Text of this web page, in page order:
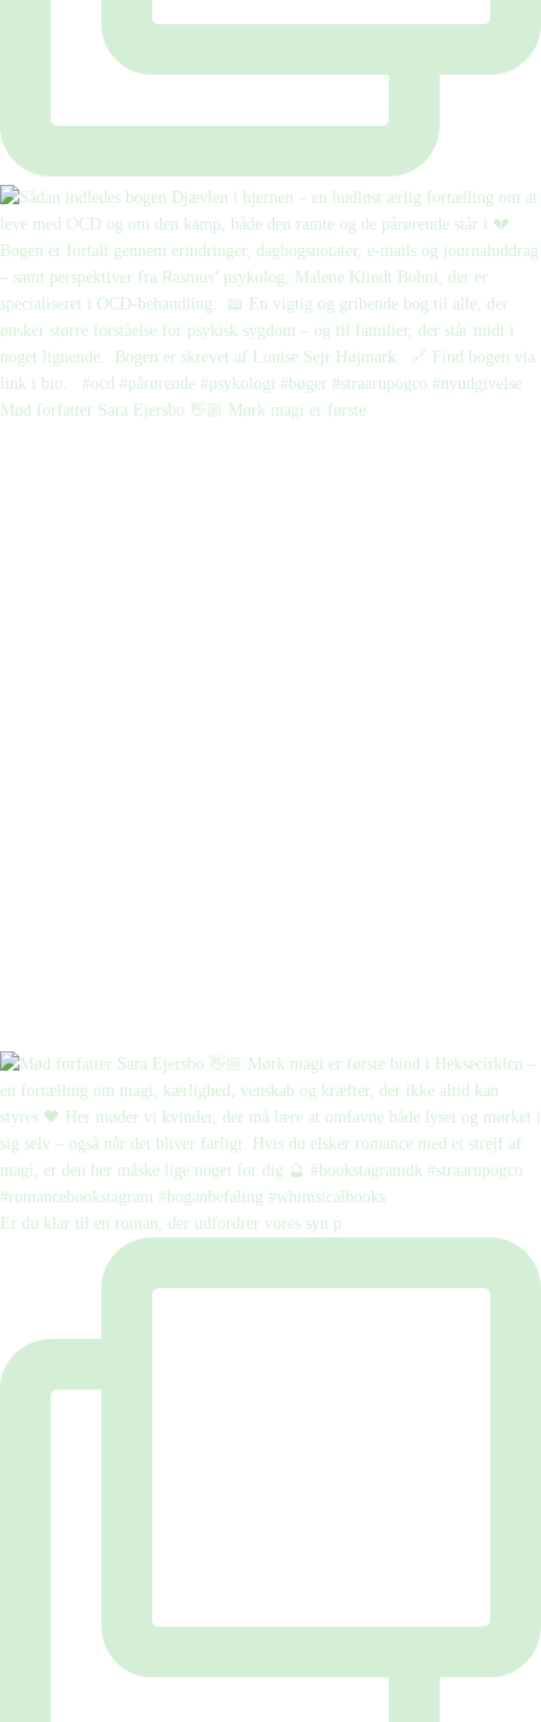
Mød forfatter Sara Ejersbo 👋🏼 Mørk magi er første
Er du klar til en roman, der udfordrer vores syn p